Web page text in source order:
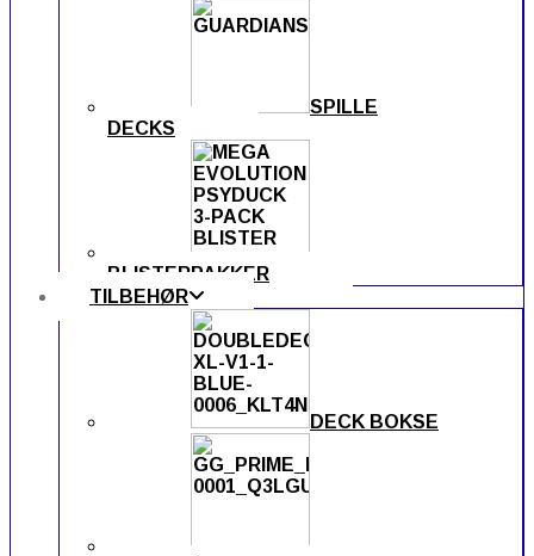
SPILLE
DECKS
BLISTERPAKKER
TILBEHØR
DECK BOKSE